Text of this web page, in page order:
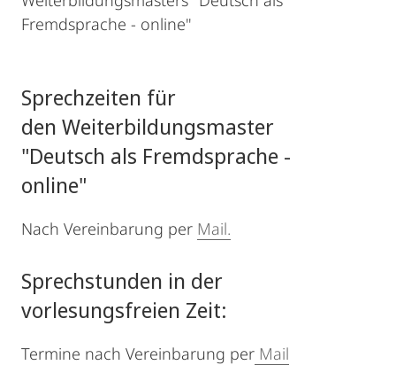
Fremdsprache - online"
Sprechzeiten für
den Weiterbildungsmaster
"Deutsch als Fremdsprache -
online"
Nach Vereinbarung per Mail.
Sprechstunden in der
vorlesungsfreien Zeit:
Termine nach Vereinbarung per Mail